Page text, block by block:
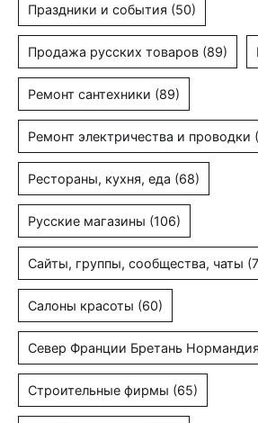
Праздники и события (50)
Продажа русских товаров (89)
Ремонт сантехники (89)
Ремонт электричества и проводки
Рестораны, кухня, еда (68)
Русские магазины (106)
Сайты, группы, сообщества, чаты
Салоны красоты (60)
Север Франции Бретань Нормандия
Строительные фирмы (65)